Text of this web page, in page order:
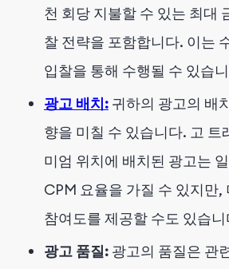
천 회당 지불할 수 있는 최대
찰 전략을 포함합니다. 이는
입찰을 통해 수행될 수 있습
광고 배치: 귀하의 광고의 배
향을 미칠 수 있습니다. 고 트
미엄 위치에 배치된 광고는
CPM 요율을 가질 수 있지만,
참여도를 제공할 수도 있습니
광고 품질: 광고의 품질은 관